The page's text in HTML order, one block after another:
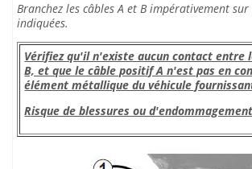
Branchez les câbles A et B impérativement
indiquées.
Vérifiez qu'il n'existe aucun contact entre
B, et que le câble positif A n'est pas en
élément métallique du véhicule
Risque de blessures ou